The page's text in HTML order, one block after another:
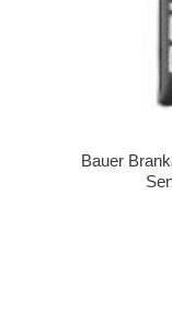
Bauer